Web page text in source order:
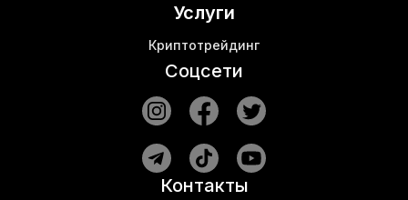
Услуги
Криптотрейдинг
Соцсети
Контакты